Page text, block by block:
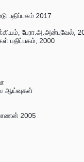
பதிப்பகம் 2017
பேரா.அ.அன்புவேல்,
பதிப்பகம், 2000
ஆய்வுகள்
2005